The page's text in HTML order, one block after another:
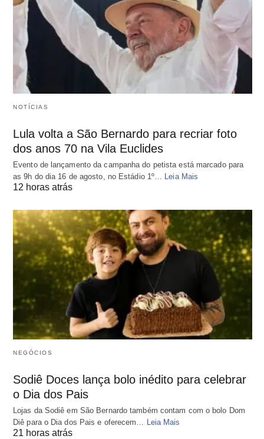
NOTÍCIAS
Lula volta a São Bernardo para recriar foto
dos anos 70 na Vila Euclides
Evento de lançamento da campanha do petista está marcado para
as 9h do dia 16 de agosto, no Estádio 1º…
Leia Mais
12 horas atrás
NEGÓCIOS
Sodiê Doces lança bolo inédito para celebrar
o Dia dos Pais
Lojas da Sodiê em São Bernardo também contam com o bolo Dom
Diê para o Dia dos Pais e oferecem… Leia Mais
21 horas atrás